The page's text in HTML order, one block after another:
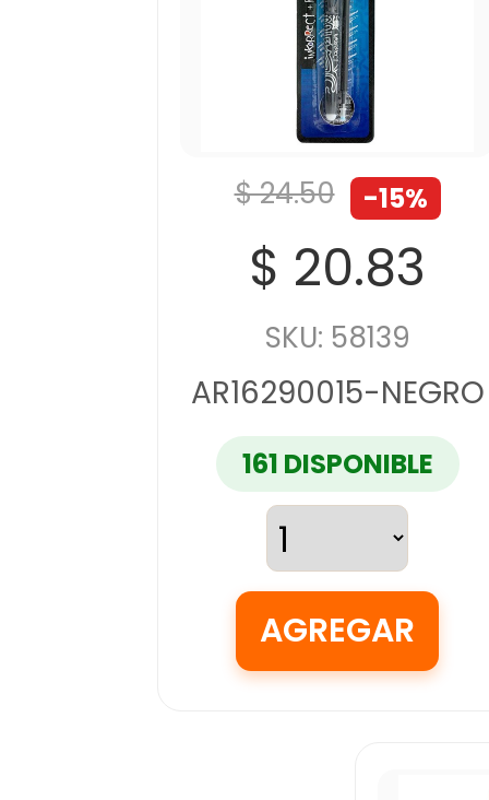
$ 24.50 -15%
$ 20.83
SKU: 58139
AR16290015-NEGRO
161 DISPONIBLE